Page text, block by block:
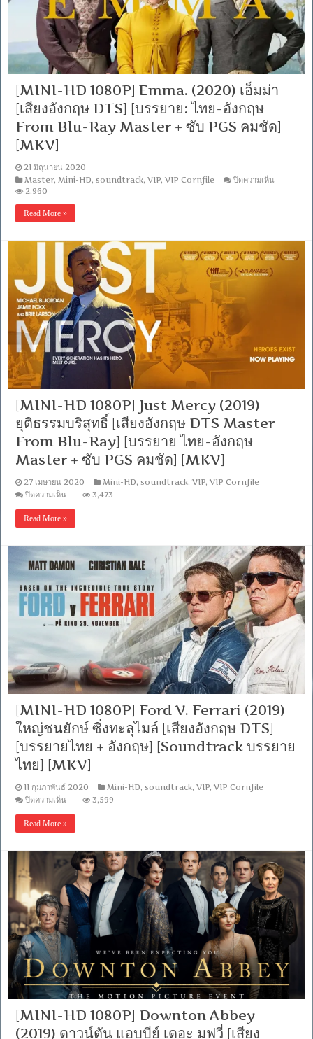
อังกฤษ
DTS]
[บรรยาย
ไทย-
อังกฤษ
Master
+
ซับ
PGS
คม
ชัด]
[MKV]
[MINI-HD 1080P] Emma. (2020) เอ็มม่า
[เสียงอังกฤษ DTS] [บรรยาย: ไทย-อังกฤษ
From Blu-Ray Master + ซับ PGS คมชัด]
[MKV]
21 มิถุนายน 2020
Master,Mini-HD, soundtrack,VIP,VIP Cornfile ปิดความเห็นบน
เอ็มม่า
[เสียง
Master
+
[MKV]
2,960
Read More »
[MINI-HD 1080P] Just Mercy (2019)
ยุติธรรมบริสุทธิ์ [เสียงอังกฤษ DTS Master
From Blu-Ray] [บรรยาย ไทย-อังกฤษ
Master + ซับ PGS คมชัด] [MKV]
27 เมษายน 2020 Mini-HD, soundtrack,VIP,VIP Cornfile
ปิดความเห็นบน
1080P]
Mercy
(2019)
ยุติธรรม
บริสุทธิ์
[เสียง
อังกฤษ
DTS
Master
[บรรยาย
ไทย-
อังกฤษ
+
ซับ
PGS
คม
[MKV]
3,473
Read More »
[MINI-HD 1080P] Ford V. Ferrari (2019)
ใหญ่ชนยักษ์ ซิ่งทะลุไมล์ [เสียงอังกฤษ DTS]
[บรรยายไทย + อังกฤษ] [Soundtrack บรรยาย
ไทย] [MKV]
11 กุมภาพันธ์ 2020 Mini-HD, soundtrack,VIP,VIP Cornfile
ปิดความเห็น
1080P]
V.
Ferrari
(2019)
ใหญ่
ชน
ยักษ์
ซิ่ง
ทะลุ
ไมล์
[เสียง
อังกฤษ
DTS]
[บรรยาย
+
อังกฤษ]
[Soundtrack
3,599
Read More »
[MINI-HD 1080P] Downton Abbey
(2019) ดาวน์ตัน แอบบีย์ เดอะ มูฟวี่ [เสียง